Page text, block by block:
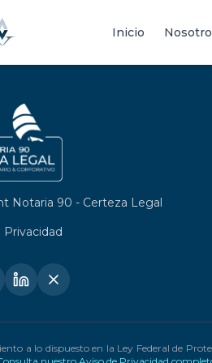
Inicio
Notaria 90 - Certeza Legal
Privacidad
a lo dispuesto en la Ley Federal de